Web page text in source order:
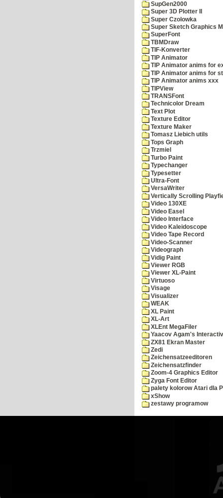
SupGen2000
Super 3D Plotter II
Super Czolowka
Super Sketch Graphics
SuperFont
TBMDraw
TIF-Konverter
TIP Animator
TIP Animator anims for
TIP Animator anims for
TIP Animator anims xxx
TIPView
TRANSFont
Technicolor Dream
Text Plot
Texture Editor
Texture Maker
Tomasz Liebich utils
Tops Graph
Trzmiel
Turbo Paint
Typechanger
Typesetter
Ultra-Font
VersaWriter
Vertically Scrolling
Video 130XE
Video Easel
Video Interface
Video Kaleidoscope
Video Tape Record
Video-Scanner
Videograph
Vidig Paint
Viewer RGB
Viewer XL-Paint
Virtuoso
Visage
Visualizer
WEAK
XL Paint
XL-Art
XLEnt MegaFiler
Yaacov Agam's
ZX81 Ekran Master
Zedi
Zeichensatzeeditoren
Zeichensatzfinder
Zoom-4 Graphics Editor
Zyga Font Editor
palety kolorow Atari dla
xShow
zestawy programow